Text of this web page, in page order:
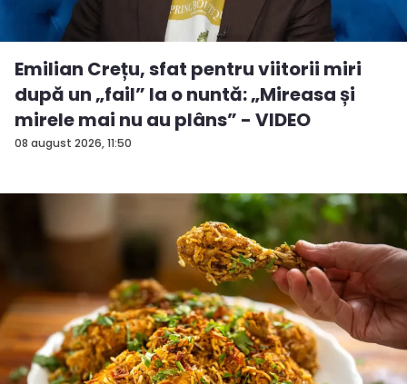
08 august 2026, 11:50
Emilian Crețu, sfat pentru viitorii miri
după un „fail” la o nuntă: „Mireasa și
mirele mai nu au plâns” - VIDEO